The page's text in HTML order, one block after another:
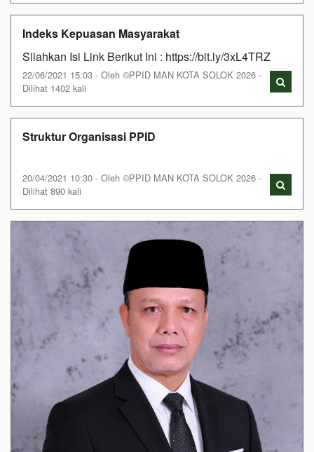
Indeks Kepuasan Masyarakat
Silahkan Isi Link Berikut Ini : https://bit.ly/3xL4TRZ
22/06/2021 15:03 - Oleh ©PPID MAN KOTA SOLOK 2026 -
Dilihat 1402 kali
Struktur Organisasi PPID
20/04/2021 10:30 - Oleh ©PPID MAN KOTA SOLOK 2026 -
Dilihat 890 kali